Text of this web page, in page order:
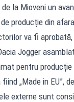
la Mioveni un
producție din
va fi
Jogger
pentru
„Made in EU”,
externe sunt